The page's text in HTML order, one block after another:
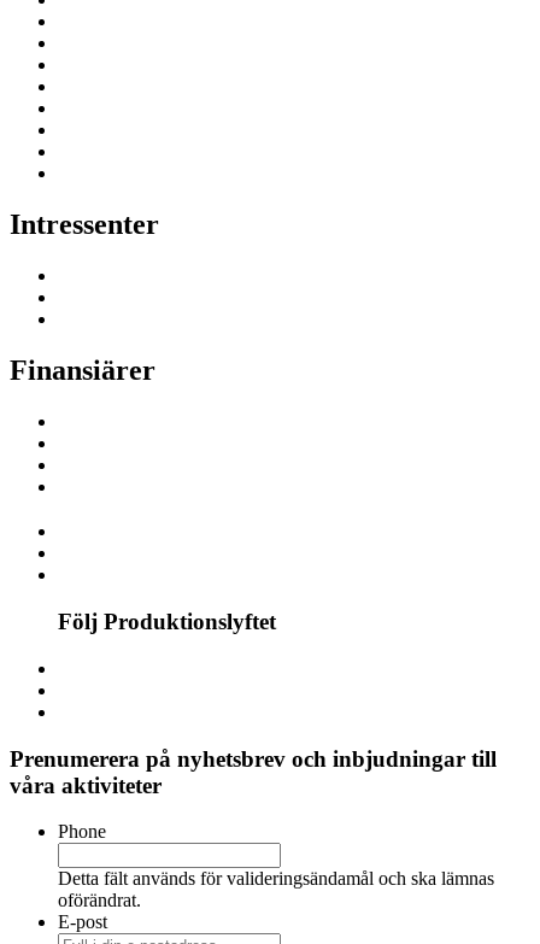
Intressenter
Finansiärer
Följ Produktionslyftet
Prenumerera på nyhetsbrev och inbjudningar till
våra aktiviteter
Phone
Detta fält används för valideringsändamål och ska lämnas
oförändrat.
E-post